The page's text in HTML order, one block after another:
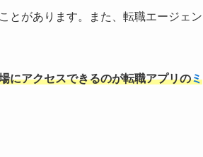
とがあります。また、転職エージェン
にアクセスできるのが転職アプリのミ